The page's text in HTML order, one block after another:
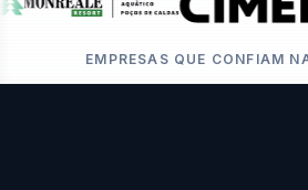
EMPRESAS QUE CONFIAM